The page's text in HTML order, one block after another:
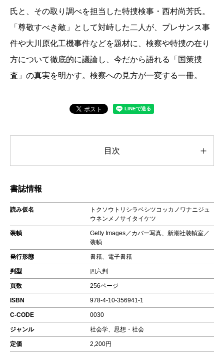
氏と、その取り調べを担当した特捜検事・西村尚芳氏。
「尊敬すべき敵」として対峙した二人が、プレサンス事
件や大川原化工機事件などを題材に、検察や特捜の在り
方について徹底的に議論し、今だから語れる「国策捜
査」の真実を明かす。検察への見方が一変する一冊。
目次
書誌情報
読み仮名
トクソウトリシラベシツコッカノワナニジュ
ウネンメノサイタイケツ
装幀
Getty Images／カバー写真、新潮社装幀室／
装幀
発行形態 書籍、電子書籍
判型 四六判
頁数 256ページ
ISBN 978-4-10-356941-1
C-CODE 0030
ジャンル 社会学、思想・社会
定価 2,200円